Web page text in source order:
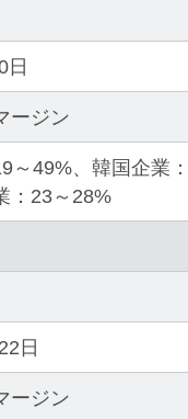
日
ージン
～49%、韓国企業
：23～28%
日
ージン